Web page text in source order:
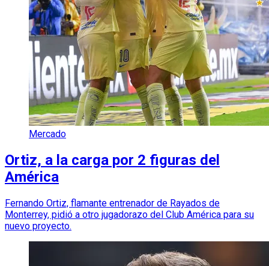
Mercado
Ortiz, a la carga por 2 figuras del
América
Fernando Ortiz, flamante entrenador de Rayados de
Monterrey, pidió a otro jugadorazo del Club América para su
nuevo proyecto.